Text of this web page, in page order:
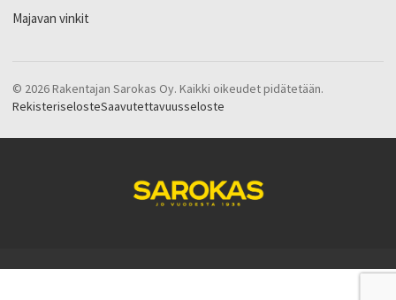
Majavan vinkit
© 2026 Rakentajan Sarokas Oy. Kaikki oikeudet pidätetään.
RekisteriselosteSaavutettavuusseloste